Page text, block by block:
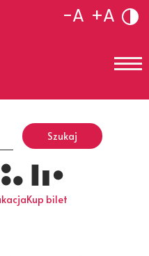
-A +A
Szukaj
Kup bilet